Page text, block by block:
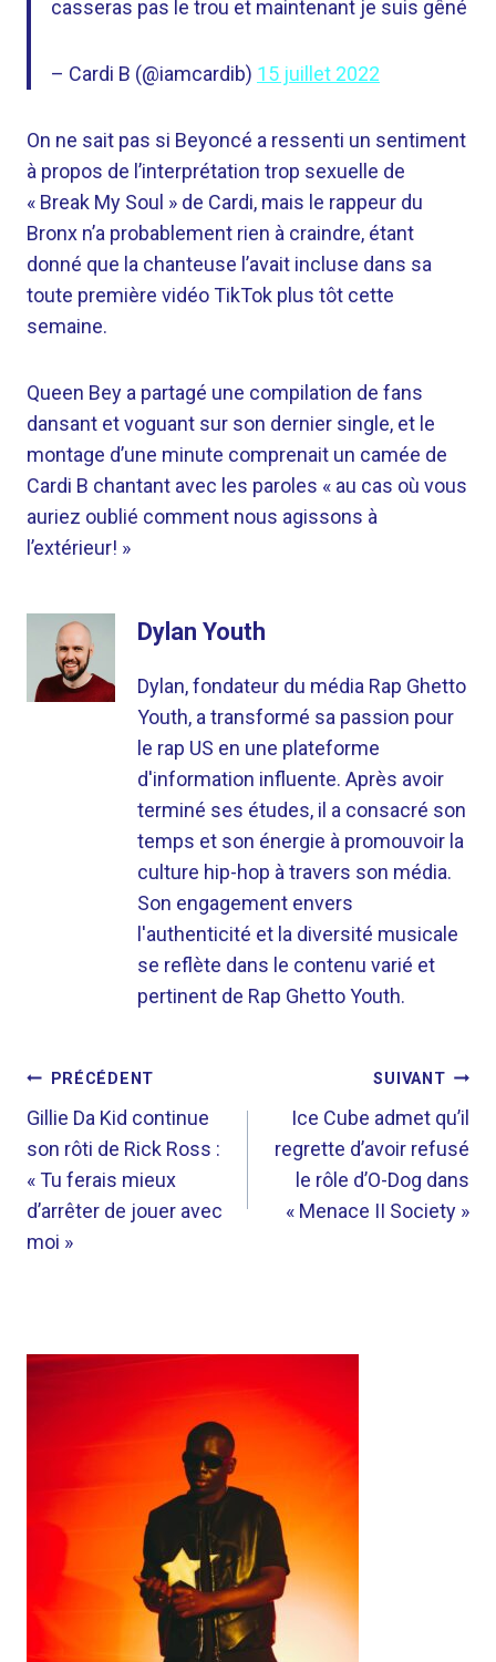
casseras pas le trou et maintenant je suis gêné
– Cardi B (@iamcardib) 15 juillet 2022
On ne sait pas si Beyoncé a ressenti un sentiment
à propos de l’interprétation trop sexuelle de
« Break My Soul » de Cardi, mais le rappeur du
Bronx n’a probablement rien à craindre, étant
donné que la chanteuse l’avait incluse dans sa
toute première vidéo TikTok plus tôt cette
semaine.
Queen Bey a partagé une compilation de fans
dansant et voguant sur son dernier single, et le
montage d’une minute comprenait un camée de
Cardi B chantant avec les paroles « au cas où vous
auriez oublié comment nous agissons à
l’extérieur! »
Dylan Youth
Dylan, fondateur du média Rap Ghetto
Youth, a transformé sa passion pour
le rap US en une plateforme
d'information influente. Après avoir
terminé ses études, il a consacré son
temps et son énergie à promouvoir la
culture hip-hop à travers son média.
Son engagement envers
l'authenticité et la diversité musicale
se reflète dans le contenu varié et
pertinent de Rap Ghetto Youth.
NAVIGATION
DE
L’ARTICLE
PRÉCÉDENT
Gillie Da Kid continue
son rôti de Rick Ross :
« Tu ferais mieux
d’arrêter de jouer avec
moi »
SUIVANT
Ice Cube admet qu’il
regrette d’avoir refusé
le rôle d’O-Dog dans
« Menace II Society »